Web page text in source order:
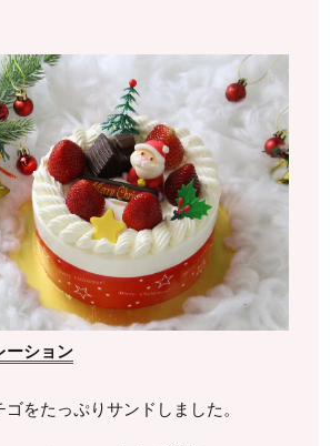
ーション
をたっぷりサンドしました。